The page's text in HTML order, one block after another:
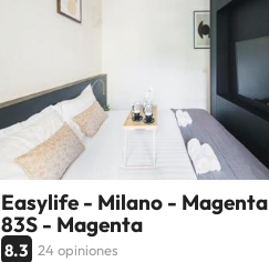
Easylife - Milano - Magenta
83S - Magenta
8.3 24 opiniones